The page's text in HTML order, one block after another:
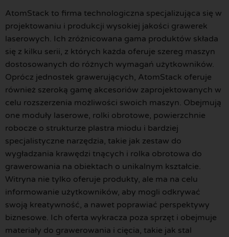
AtomStack to firma technologiczna specjalizująca się w
projektowaniu i produkcji wysokiej jakości grawerek
laserowych. Ich zróżnicowana gama produktów składa
się z kilku serii, z których każda oferuje szereg maszyn
dostosowanych do różnych wymagań użytkowników.
Oprócz jednostek grawerujących, AtomStack oferuje
również szeroką gamę akcesoriów zaprojektowanych w
celu rozszerzenia możliwości swoich maszyn. Obejmują
one moduły laserowe, rolki obrotowe, powierzchnie
robocze o strukturze plastra miodu i bardziej
specjalistyczne narzędzia, takie jak zestaw do
wygładzania krawędzi tnących i rolka obrotowa do
grawerowania na obiektach o unikalnym kształcie.
Witryna nie tylko oferuje produkty, ale ma na celu
informowanie użytkowników, aby mogli odkrywać
swoją kreatywność, a nawet poprawiać perspektywy
biznesowe. Ich oferta wykracza poza sprzęt i obejmuje
materiały do grawerowania i cięcia, takie jak stal